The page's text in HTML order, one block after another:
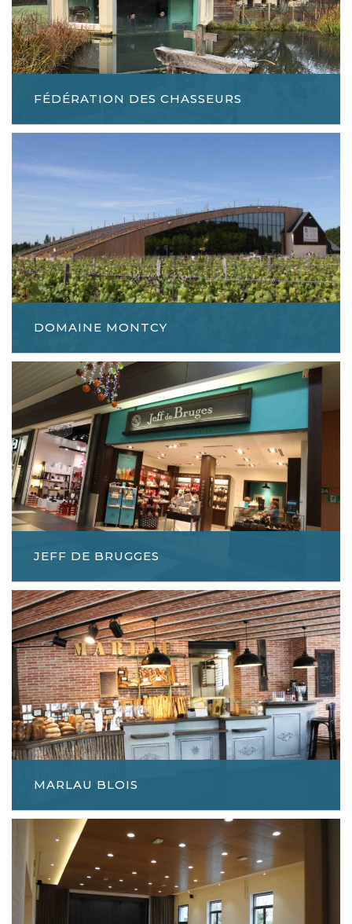
FÉDÉRATION DES CHASSEURS
DOMAINE MONTCY
JEFF DE BRUGGES
MARLAU BLOIS